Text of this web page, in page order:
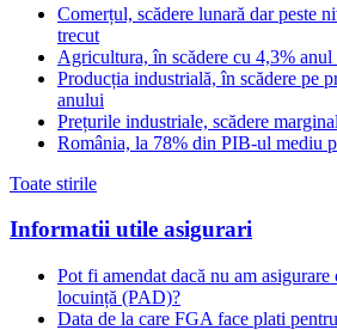
Comerțul, scădere lunară dar peste
trecut
Agricultura, în scădere cu 4,3% anul
Producția industrială, în scădere pe
anului
Prețurile industriale, scădere
România, la 78% din PIB-ul mediu
Toate stirile
Informatii utile asigurari
Pot fi amendat dacă nu am
locuință (PAD)?
Data de la care FGA face plati